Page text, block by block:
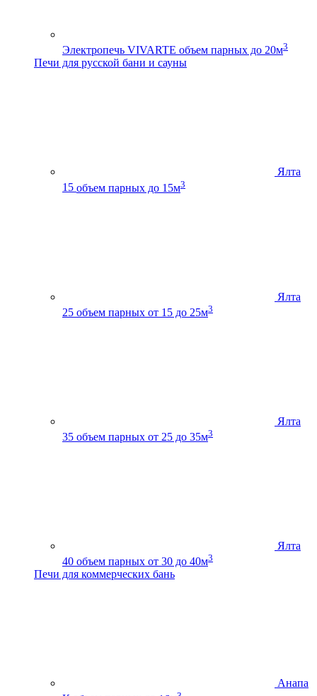
Электропечь VIVARTE объем парных до 20м3
Печи для русской бани и сауны
Ялта
15 объем парных до 15м3
Ялта
25 объем парных от 15 до 25м3
Ялта
35 объем парных от 25 до 35м3
Ялта
40 объем парных от 30 до 40м3
Печи для коммерческих бань
Анапа